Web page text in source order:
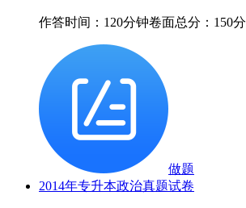
作答时间：120分钟卷面总分：150分
做题
2014年专升本政治真题试卷